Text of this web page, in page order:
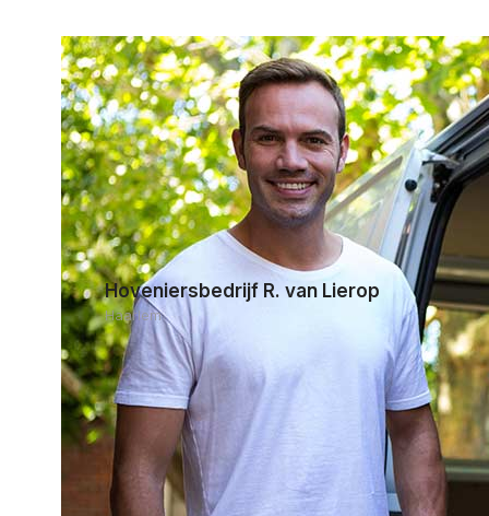
Hoveniersbedrijf R. van Lierop
Haarlem